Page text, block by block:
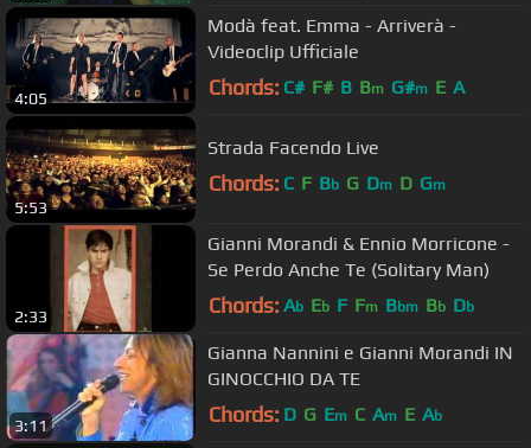
4:05
Modà feat. Emma - Arriverà -
Videoclip Ufficiale
Chords: C# F# B Bm G#m E A
5:53
Strada Facendo Live
Chords: C F Bb G Dm D Gm
2:33
Gianni Morandi & Ennio Morricone -
Se Perdo Anche Te (Solitary Man)
Chords: Ab Eb F Fm Bbm Bb Db
3:11
Gianna Nannini e Gianni Morandi IN
GINOCCHIO DA TE
Chords: D G Em C Am E Ab